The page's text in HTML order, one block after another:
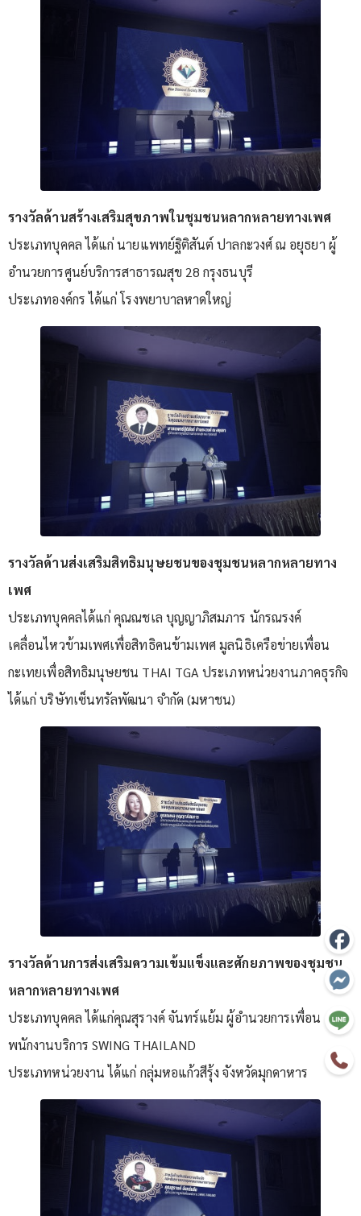
รางวัลด้านสร้างเสริมสุขภาพในชุมชนหลากหลายทางเพศ
ประเภทบุคคล ได้แก่ นายแพทย์ฐิติสันต์ ปาลกะวงศ์ ณ อยุธยา ผู้
อำนวยการศูนย์บริการสาธารณสุข 28 กรุงธนบุรี
ประเภทองค์กร ได้แก่ โรงพยาบาลหาดใหญ่
รางวัลด้านส่งเสริมสิทธิมนุษยชนของชุมชนหลากหลายทาง
เพศ
ประเภทบุคคลได้แก่ คุณณชเล บุญญาภิสมภาร นักรณรงค์
เคลื่อนไหวข้ามเพศเพื่อสิทธิคนข้ามเพศ มูลนิธิเครือข่ายเพื่อน
กะเทยเพื่อสิทธิมนุษยชน THAI TGA ประเภทหน่วยงานภาคธุรกิจ
ได้แก่ บริษัทเซ็นทรัลพัฒนา จำกัด (มหาชน)
รางวัลด้านการส่งเสริมความเข้มแข็งและศักยภาพของชุมชน
หลากหลายทางเพศ
ประเภทบุคคล ได้แก่คุณสุรางค์ จันทร์แย้ม ผู้อำนวยการเพื่อน
พนักงานบริการ SWING THAILAND
ประเภทหน่วยงาน ได้แก่ กลุ่มหอแก้วสีรุ้ง จังหวัดมุกดาหาร